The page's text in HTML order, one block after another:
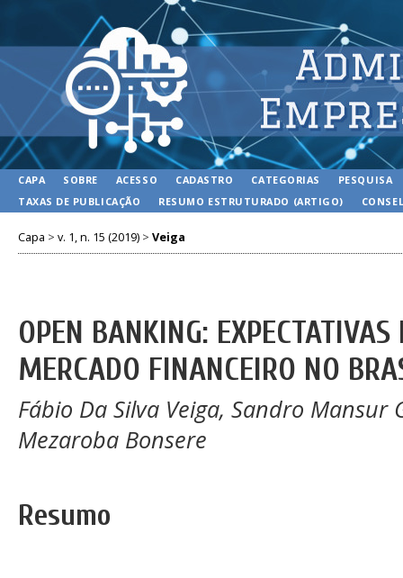
CAPA SOBRE ACESSO CADASTRO CATEGORIAS
PESQUISA
TAXAS DE PUBLICAÇÃO
RESUMO ESTRUTURADO (ARTIGO)
Capa > v. 1, n. 15 (2019) > Veiga
OPEN BANKING:
MERCADO FINANCEIRO NO
Fábio Da Silva Veiga, Sandro Mansur
Mezaroba Bonsere
Resumo